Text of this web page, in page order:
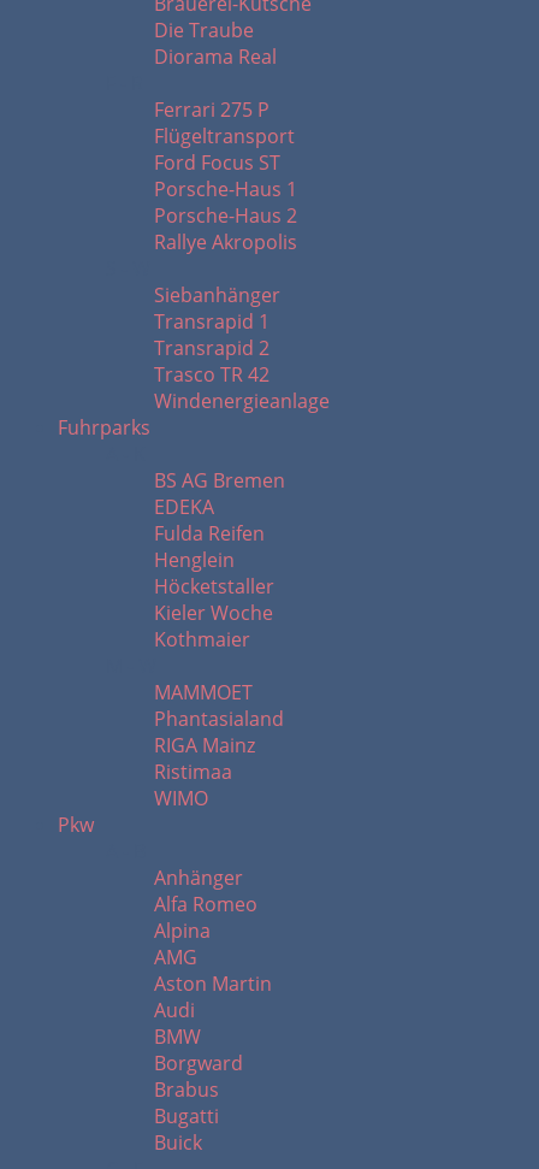
Die Traube
Diorama Real
Ferrari 275 P
Flügeltransport
Ford Focus ST
Porsche-Haus 1
Porsche-Haus 2
Rallye Akropolis
Siebanhänger
Transrapid 1
Transrapid 2
Trasco TR 42
Windenergieanlage
Fuhrparks
BS AG Bremen
EDEKA
Fulda Reifen
Henglein
Höcketstaller
Kieler Woche
Kothmaier
MAMMOET
Phantasialand
RIGA Mainz
Ristimaa
WIMO
Pkw
Anhänger
Alfa Romeo
Alpina
AMG
Aston Martin
Audi
BMW
Borgward
Brabus
Bugatti
Buick